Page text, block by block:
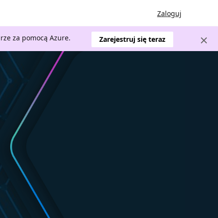
Zaloguj
za pomocą Azure. Zarejestruj się teraz